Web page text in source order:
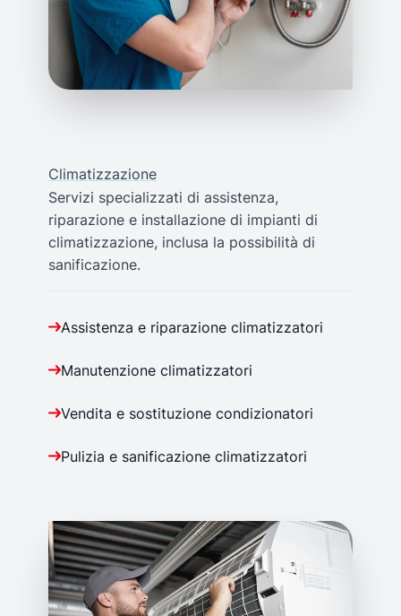
Climatizzazione
Servizi specializzati di assistenza,
riparazione e installazione di impianti di
climatizzazione, inclusa la possibilità di
sanificazione.
Assistenza e riparazione climatizzatori
Manutenzione climatizzatori
Vendita e sostituzione condizionatori
Pulizia e sanificazione climatizzatori